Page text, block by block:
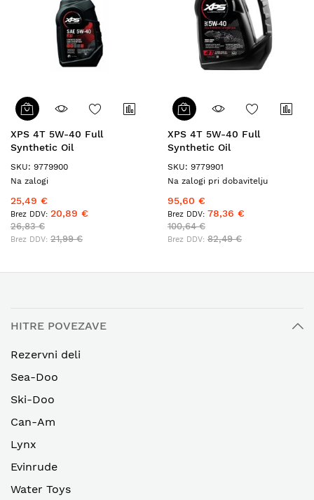
XPS 4T 5W-40 Full
Synthetic Oil
SKU: 9779900
Na zalogi
25,49 €
20,89 €
26,83 €
21,99 €
XPS 4T 5W-40 Full
Synthetic Oil
SKU: 9779901
Na zalogi pri dobavitelju
95,60 €
78,36 €
100,64 €
82,49 €
HITRE POVEZAVE
Rezervni deli
Sea-Doo
Ski-Doo
Can-Am
Lynx
Evinrude
Water Toys